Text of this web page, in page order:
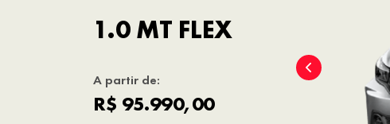
1.0 MT FLEX
A partir de:
R$ 95.990,00